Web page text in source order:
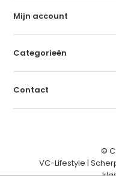
Mijn account
Categorieën
Contact
©
VC-Lifestyle |